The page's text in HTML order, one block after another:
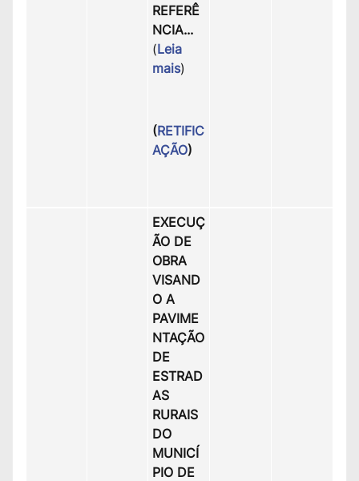
REFERÊ
NCIA...
(Leia
mais)
(RETIFIC
AÇÃO)
EXECUÇ
ÃO DE
OBRA
VISAND
O A
PAVIME
NTAÇÃO
DE
ESTRAD
AS
RURAIS
DO
MUNICÍ
PIO DE